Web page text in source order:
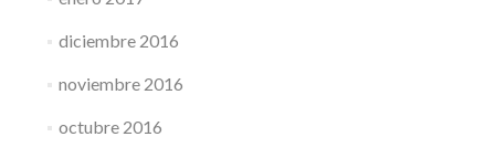
diciembre 2016
noviembre 2016
octubre 2016